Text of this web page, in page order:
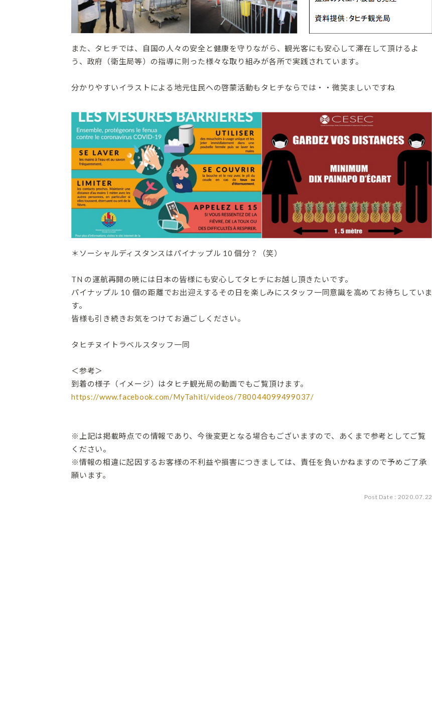
また、タヒチでは、自国の人々の安全と健康を守りながら、観光客にも安心して滞在して頂けるよ
う、政府（衛生局等）の指導に則った様々な取り組みが各所で実践されています。
分かりやすいイラストによる地元住民への啓蒙活動もタヒチならでは・・微笑ましいですね
＊ソーシャルディスタンスはパイナップル 10 個分？（笑）
TN の運航再開の暁には日本の皆様にも安心してタヒチにお越し頂きたいです。
パイナップル 10 個の距離でお出迎えするその日を楽しみにスタッフ一同意識を高めてお待ちしていま
す。
皆様も引き続きお気をつけてお過ごしください。
タヒチヌイトラベルスタッフ一同
＜参考＞
到着の様子（イメージ）はタヒチ観光局の動画でもご覧頂けます。
https://www.facebook.com/MyTahiti/videos/780044099499037/
※上記は掲載時点での情報であり、今後変更となる場合もございますので、あくまで参考としてご覧
ください。
※情報の相違に起因するお客様の不利益や損害につきましては、責任を負いかねますので予めご了承
願います。
Post Date : 2020.07.22